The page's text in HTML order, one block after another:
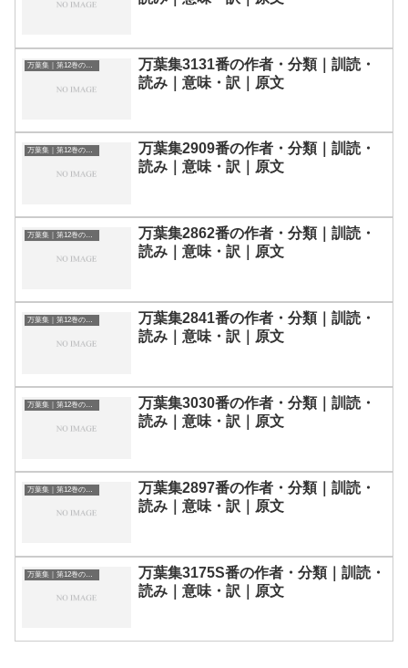
万葉集｜第12巻の和歌一覧
万葉集3131番の作者・分類｜訓読・
読み｜意味・訳｜原文
万葉集｜第12巻の和歌一覧
万葉集2909番の作者・分類｜訓読・
読み｜意味・訳｜原文
万葉集｜第12巻の和歌一覧
万葉集2862番の作者・分類｜訓読・
読み｜意味・訳｜原文
万葉集｜第12巻の和歌一覧
万葉集2841番の作者・分類｜訓読・
読み｜意味・訳｜原文
万葉集｜第12巻の和歌一覧
万葉集3030番の作者・分類｜訓読・
読み｜意味・訳｜原文
万葉集｜第12巻の和歌一覧
万葉集2897番の作者・分類｜訓読・
読み｜意味・訳｜原文
万葉集｜第12巻の和歌一覧
万葉集3175S番の作者・分類｜訓読・
読み｜意味・訳｜原文